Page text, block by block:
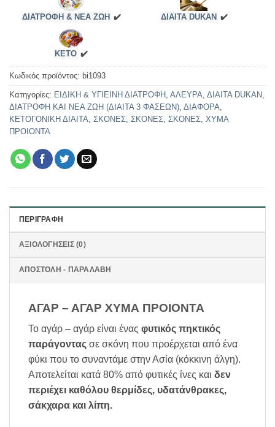
ΔΙΑΤΡΟΦΗ & ΝΕΑ ΖΩΗ ✔️ ΔΙΑΙΤΑ DUKAN ✔️
KETO ✔️
Κωδικός προϊόντος: bi1093
Κατηγορίες: ΕΙΔΙΚΗ & ΥΓΙΕΙΝΗ ΔΙΑΤΡΟΦΗ , ΑΛΕΥΡΑ, ΔΙΑΙΤΑ DUKAN,
ΔΙΑΤΡΟΦΗ ΚΑΙ ΝΕΑ ΖΩΗ (ΔΙΑΙΤΑ 3 ΦΑΣΕΩΝ), ΔΙΑΦΟΡΑ,
ΚΕΤΟΓΟΝΙΚΗ ΔΙΑΙΤΑ, ΣΚΟΝΕΣ, ΣΚΟΝΕΣ, ΣΚΟΝΕΣ, ΧΥΜΑ
ΠΡΟΙΟΝΤΑ
ΠΕΡΙΓΡΑΦΉ
ΑΞΙΟΛΟΓΉΣΕΙΣ (0)
ΑΠΟΣΤΟΛΗ - ΠΑΡΑΛΑΒΗ
ΑΓΑΡ – ΑΓΑΡ ΧΥΜΑ ΠΡΟΙΟΝΤΑ
Το αγάρ – αγάρ είναι ένας φυτικός πηκτικός
παράγοντας σε σκόνη που προέρχεται από ένα
φύκι που το συναντάμε στην Ασία (κόκκινη άλγη).
Αποτελείται κατά 80% από φυτικές ίνες και δεν
περιέχει καθόλου θερμίδες, υδατάνθρακες,
σάκχαρα και λίπη.